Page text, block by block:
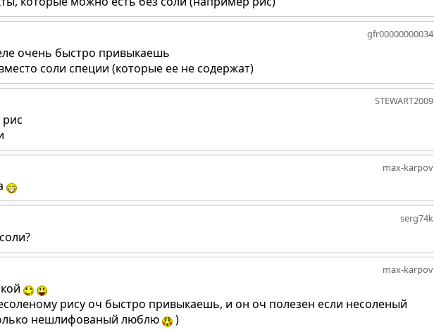
gfr00000000034
очень быстро привыкаешь
соли специи (которые ее не содержат)
STEWART2009
max-karpov
serg74k
max-karpov
рису оч быстро привыкаешь, и он оч полезен если несоленый
нешлифованый люблю
)